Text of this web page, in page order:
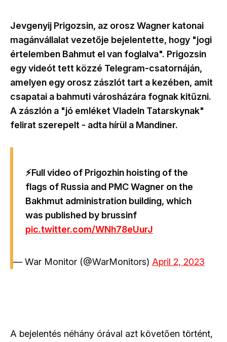
Jevgenyij Prigozsin, az orosz Wagner katonai
magánvállalat vezetője bejelentette, hogy "jogi
értelemben Bahmut el van foglalva". Prigozsin
egy videót tett közzé Telegram-csatornáján,
amelyen egy orosz zászlót tart a kezében, amit
csapatai a bahmuti városházára fognak kitűzni.
A zászlón a "jó emléket Vladeln Tatarskynak"
felirat szerepelt - adta hírül a Mandiner.
⚡️Full video of Prigozhin hoisting of the
flags of Russia and PMC Wagner on the
Bakhmut administration building, which
was published by brussinf
pic.twitter.com/WNh78eUurJ
— War Monitor (@WarMonitors) April 2, 2023
A bejelentés néhány órával azt követően történt,